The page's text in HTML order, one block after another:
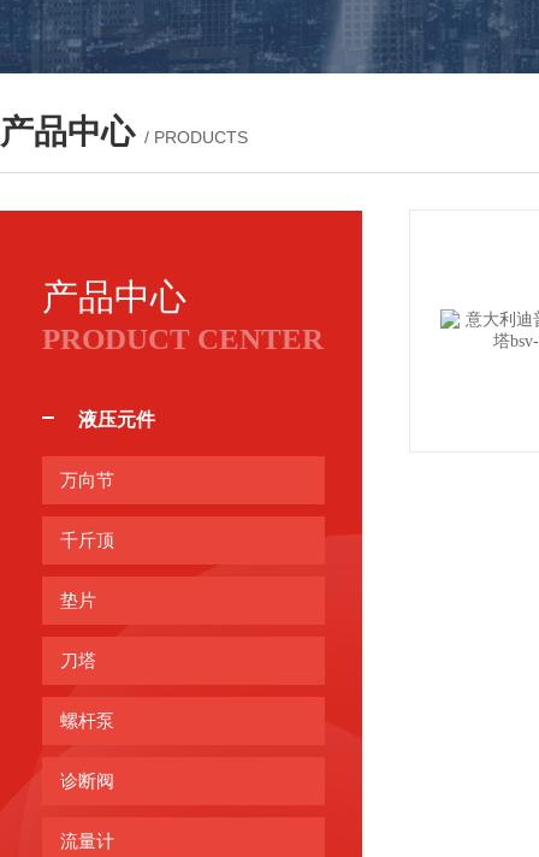
产品中心 / PRODUCTS
产品中心
PRODUCT CENTER
液压元件
万向节
千斤顶
垫片
刀塔
螺杆泵
诊断阀
流量计